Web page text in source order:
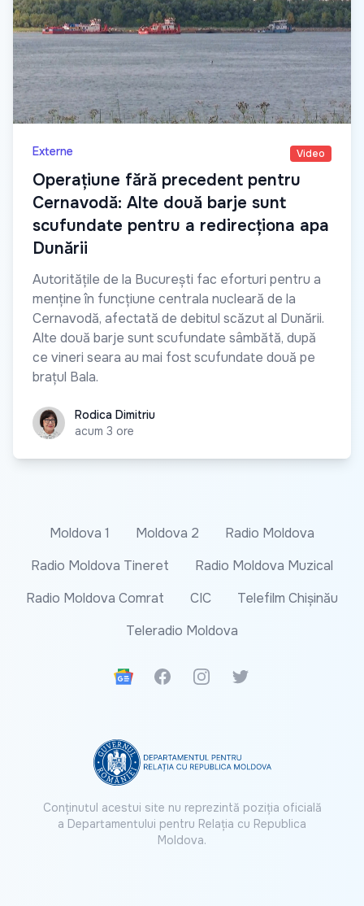
Externe Video
Operațiune fără precedent pentru
Cernavodă: Alte două barje sunt
scufundate pentru a redirecționa apa
Dunării
Autoritățile de la București fac eforturi pentru a
menține în funcțiune centrala nucleară de la
Cernavodă, afectată de debitul scăzut al Dunării.
Alte două barje sunt scufundate sâmbătă, după
ce vineri seara au mai fost scufundate două pe
brațul Bala.
Rodica Dimitriu
Rodica Dimitriu
acum 3 ore
Moldova 1 Moldova 2
Radio Moldova
Radio Moldova Tineret
Radio Moldova Muzical
Radio Moldova Comrat
CIC
Telefilm Chișinău
Teleradio Moldova
Google News
FacebookInstagramTwitter
Conținutul acestui site nu reprezintă poziția oficială
a Departamentului pentru Relația cu Republica
Moldova.